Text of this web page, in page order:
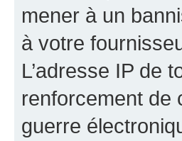
mener à un
à votre
L’adresse IP de
renforcement de
guerre